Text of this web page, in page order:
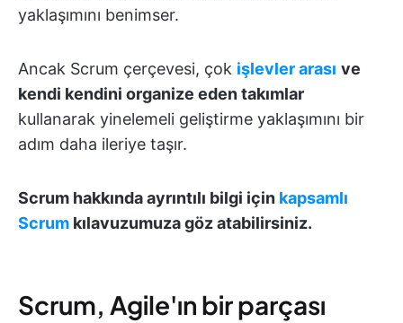
yaklaşımını benimser.
Ancak Scrum çerçevesi, çok işlevler arası ve
kendi kendini organize eden takımlar
kullanarak yinelemeli geliştirme yaklaşımını bir
adım daha ileriye taşır.
Scrum hakkında ayrıntılı bilgi için kapsamlı
Scrum kılavuzumuzagöz atabilirsiniz.
Scrum, Agile'ın bir parçası